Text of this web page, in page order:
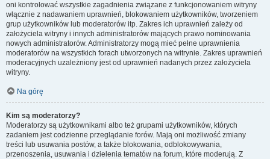
oni kontrolować wszystkie zagadnienia związane z funkcjonowaniem witryny
włącznie z nadawaniem uprawnień, blokowaniem użytkowników, tworzeniem
grup użytkowników lub moderatorów itp. Zakres ich uprawnień zależy od
założyciela witryny i innych administratorów mających prawo nominowania
nowych administratorów. Administratorzy mogą mieć pełne uprawnienia
moderatorów na wszystkich forach utworzonych na witrynie. Zakres uprawnień
moderacyjnych uzależniony jest od uprawnień nadanych przez założyciela
witryny.
Na górę
Kim są moderatorzy?
Moderatorzy są użytkownikami albo też grupami użytkowników, których
zadaniem jest codzienne przeglądanie forów. Mają oni możliwość zmiany
treści lub usuwania postów, a także blokowania, odblokowywania,
przenoszenia, usuwania i dzielenia tematów na forum, które moderują. Z